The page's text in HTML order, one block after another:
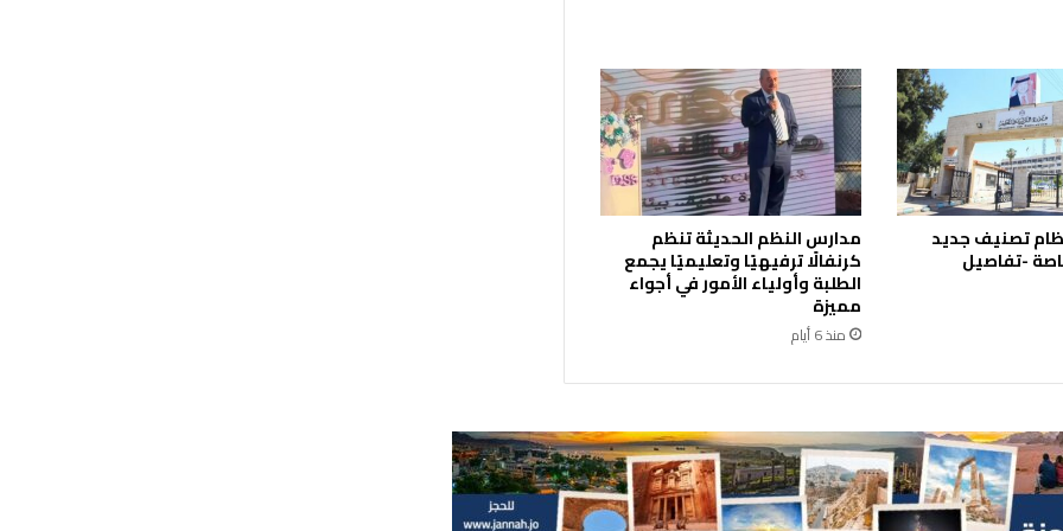
ذ
س
ت
ر
ا
ت
ي
ج
ا
و
ط
ن
ي
تصنيف جديد
-تفاصيل
مدارس النظم الحديثة تنظم
كرنفالًا ترفيهيًا وتعليميًا يجمع
الطلبة وأولياء الأمور في أجواء
مميزة
منذ 6 أيام